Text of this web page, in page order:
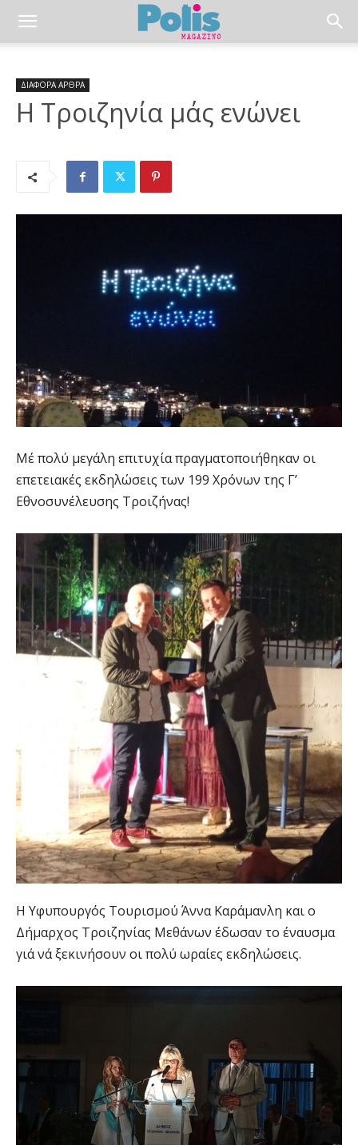
ΔΙΑΦΟΡΑ ΑΡΘΡΑ
H Τροιζηνία μάς ενώνει
Μέ πολύ μεγάλη επιτυχία πραγματοποιήθηκαν οι
επετειακές εκδηλώσεις των 199 Χρόνων της Γ’
Εθνοσυνέλευσης Τροιζήνας!
Η Υφυπουργός Τουρισμού Άννα Καράμανλη και ο
Δήμαρχος Τροιζηνίας Μεθάνων έδωσαν το έναυσμα
γιά νά ξεκινήσουν οι πολύ ωραίες εκδηλώσεις.